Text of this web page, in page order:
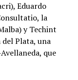
Eduardo
la
y Techint
Plata, una
que